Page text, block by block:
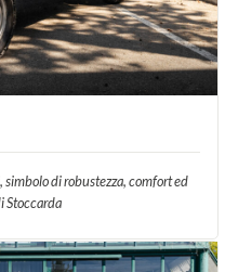
di robustezza, comfort ed
Stoccarda